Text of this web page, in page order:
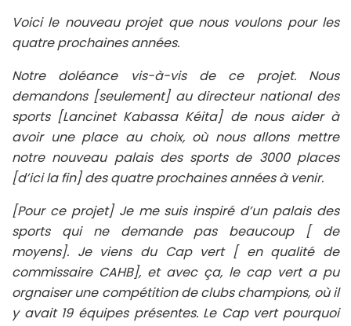
Voici le nouveau projet que nous voulons pour les
quatre prochaines années.
Notre doléance vis-à-vis de ce projet. Nous
demandons [seulement] au directeur national des
sports [Lancinet Kabassa Kéita] de nous aider à
avoir une place au choix, où nous allons mettre
notre nouveau palais des sports de 3000 places
[d’ici la fin] des quatre prochaines années à venir.
[Pour ce projet] Je me suis inspiré d’un palais des
sports qui ne demande pas beaucoup [ de
moyens]. Je viens du Cap vert [ en qualité de
commissaire CAHB], et avec ça, le cap vert a pu
orgnaiser une compétition de clubs champions, où il
y avait 19 équipes présentes. Le Cap vert pourquoi